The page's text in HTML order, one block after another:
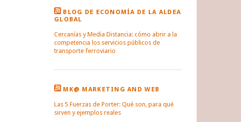
BLOG DE ECONOMÍA DE LA ALDEA
GLOBAL
Cercanías y Media Distancia: cómo abrir a la
competencia los servicios públicos de
transporte ferroviario
MK@ MARKETING AND WEB
Las 5 Fuerzas de Porter: Qué son, para qué
sirven y ejemplos reales